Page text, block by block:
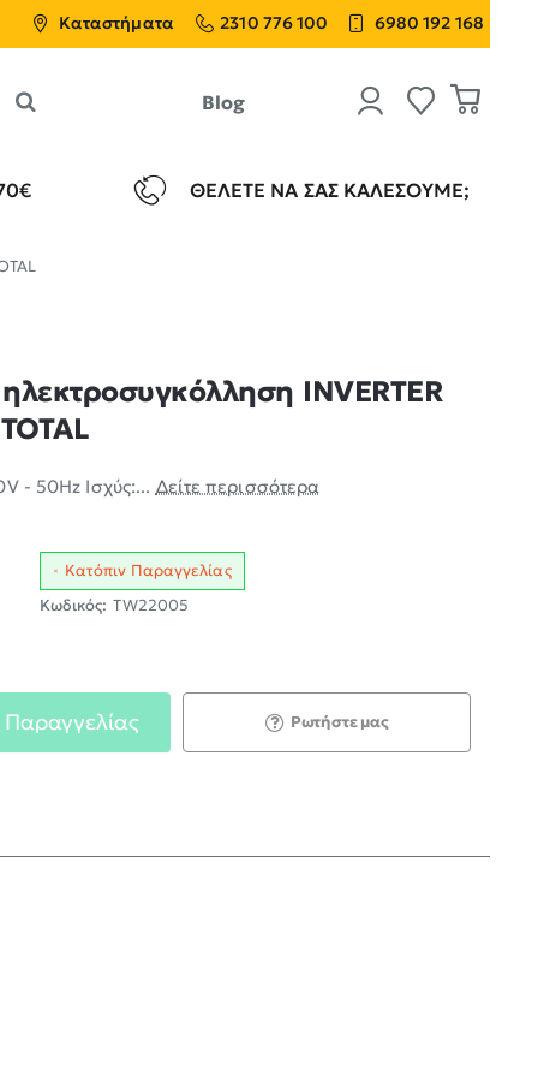
Καταστήματα 2310 776 100 6980 192 168
Blog
ΘΈΛΕΤΕ ΝΑ ΣΑΣ ΚΑΛΈΣΟΥΜΕ;
INVERTER
- 50Hz Ισχύς:... Δείτε περισσότερα
Κατόπιν Παραγγελίας
Κωδικός: TW22005
Παραγγελίας Ρωτήστε μας